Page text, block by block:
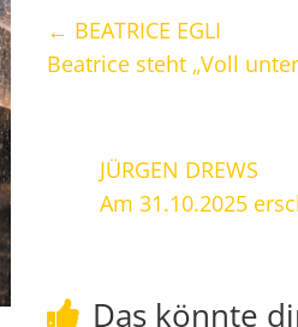
← BEATRICE EGLI
Beatrice steht „Voll
JÜRGEN DREWS
Am 31.10.2025
Das könnte